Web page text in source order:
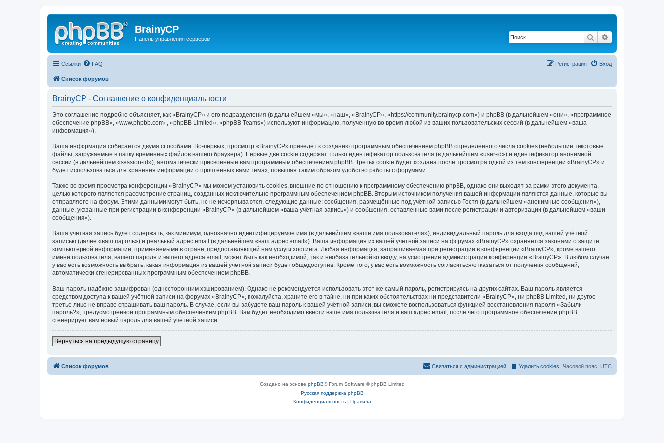
BrainyCP
Панель управления сервером Поиск
Ссылки FAQ Вход
Регистрация
Список форумов
BrainyCP - Соглашение о конфиденциальности
Это соглашение подробно объясняет, как «BrainyCP» и его подразделения (в дальнейшем «мы», «наш», «BrainyCP», «https://community.brainycp.com») и phpBB (в дальнейшем «они», «программное
обеспечение phpBB», «www.phpbb.com», «phpBB Limited», «phpBB Teams») используют информацию, полученную во время любой из ваших пользовательских сессий (в дальнейшем «ваша
информация»).
Ваша информация собирается двумя способами. Во-первых, просмотр «BrainyCP» приведёт к созданию программным обеспечением phpBB определённого числа cookies (небольшие текстовые
файлы, загружаемые в папку временных файлов вашего браузера). Первые две cookie содержат только идентификатор пользователя (в дальнейшем «user-id») и идентификатор анонимной
сессии (в дальнейшем «session-id»), автоматически присвоенные вам программным обеспечением phpBB. Третья cookie будет создана после просмотра одной из тем конференции «BrainyCP» и
будет использоваться для хранения информации о прочтённых вами темах, повышая таким образом удобство работы с форумами.
Также во время просмотра конференции «BrainyCP» мы можем установить cookies, внешние по отношению к программному обеспечению phpBB, однако они выходят за рамки этого документа,
целью которого является рассмотрение страниц, созданных исключительно программным обеспечением phpBB. Вторым источником получения вашей информации являются данные, которые вы
отправляете на форум. Этими данными могут быть, но не исчерпываются, следующие данные: сообщения, размещённые под учётной записью Гостя (в дальнейшем «анонимные сообщения»),
данные, указанные при регистрации в конференции «BrainyCP» (в дальнейшем «ваша учётная запись») и сообщения, оставленные вами после регистрации и авторизации (в дальнейшем «ваши
сообщения»).
Ваша учётная запись будет содержать, как минимум, однозначно идентифицируемое имя (в дальнейшем «ваше имя пользователя»), индивидуальный пароль для входа под вашей учётной
записью (далее «ваш пароль») и реальный адрес email (в дальнейшем «ваш адрес email»). Ваша информация из вашей учётной записи на форумах «BrainyCP» охраняется законами о защите
компьютерной информации, применяемыми в стране, предоставляющей нам услуги хостинга. Любая информация, запрашиваемая при регистрации в конференции «BrainyCP», кроме вашего
имени пользователя, вашего пароля и вашего адреса email, может быть как необходимой, так и необязательной ко вводу, на усмотрение администрации конференции «BrainyCP». В любом случае
у вас есть возможность выбрать, какая информация из вашей учётной записи будет общедоступна. Кроме того, у вас есть возможность согласиться/отказаться от получения сообщений,
автоматически сгенерированных программным обеспечением phpBB.
Ваш пароль надёжно зашифрован (односторонним хэшированием). Однако не рекомендуется использовать этот же самый пароль, регистрируясь на других сайтах. Ваш пароль является
средством доступа к вашей учётной записи на форумах «BrainyCP», пожалуйста, храните его в тайне, ни при каких обстоятельствах ни представители «BrainyCP», ни phpBB Limited, ни другое
третье лицо не вправе спрашивать ваш пароль. В случае, если вы забудете ваш пароль к вашей учётной записи, вы сможете воспользоваться функцией восстановления пароля «Забыли
пароль?», предусмотренной программным обеспечением phpBB. Вам будет необходимо ввести ваше имя пользователя и ваш адрес email, после чего программное обеспечение phpBB
сгенерирует вам новый пароль для вашей учётной записи.
Вернуться на предыдущую страницу
Список форумов Часовой пояс: UTC
Удалить cookies
Связаться с администрацией
Создано на основе phpBB® Forum Software © phpBB Limited
Русская поддержка phpBB
Конфиденциальность| Правила